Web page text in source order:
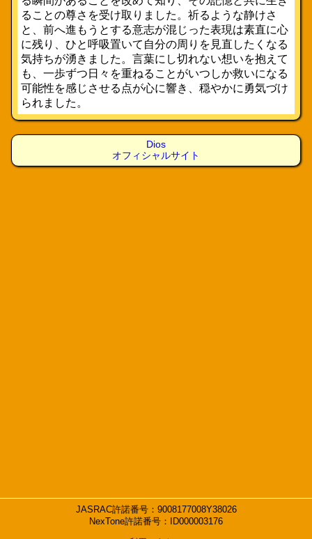
ることの尊さを受け取りました。祈るような静けさ
と、前へ進もうとする意志が混じった表現は素直に心
に残り、ひと呼吸置いて自分の周りを見直したくなる
気持ちが湧きました。言葉にし切れない想いを抱えて
も、一歩ずつ日々を重ねることがいつしか救いになる
可能性を感じさせる点が心に響き、穏やかに勇気づけ
られました。
Dios
オフィシャルサイト
JASRAC許諾番号：9008177008Y38026
NexTone許諾番号：ID000003176